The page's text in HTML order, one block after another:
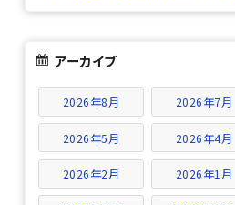
アーカイブ
2026年8月 2026年7月
2026年5月 2026年4月
2026年2月 2026年1月